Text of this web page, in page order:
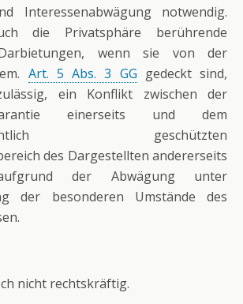
Interessenabwägung notwendig.
die Privatsphäre berührende
wenn sie von der
Art. 5 Abs. 3 GG gedeckt sind,
ein Konflikt zwischen der
einerseits und dem
geschützten
des Dargestellten andererseits
der Abwägung unter
der besonderen Umstände des
nicht rechtskräftig.